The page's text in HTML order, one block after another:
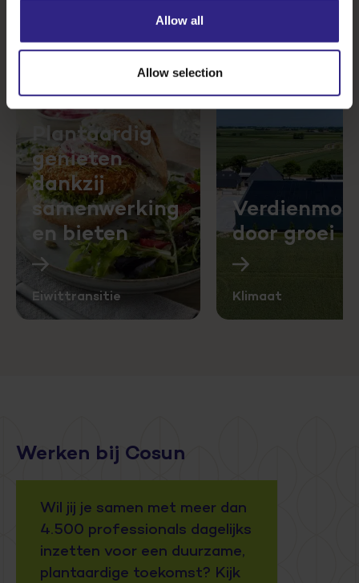
Allow all
Allow selection
daadkrachtig aan te pakken.
Lees hoe we dat doen
Plantaardig
genieten
dankzij
samenwerking
en bieten
Eiwittransitie
door groei
Klimaat
Werken bij Cosun
Wil jij je samen met meer dan
4.500 professionals dagelijks
inzetten voor een duurzame,
plantaardige toekomst? Kijk